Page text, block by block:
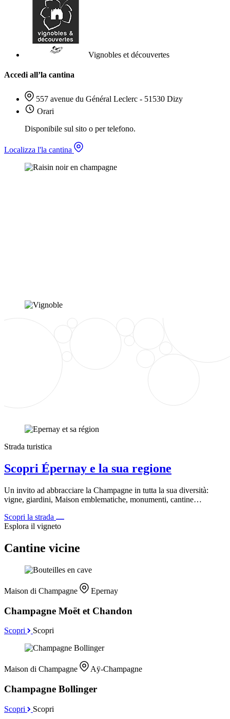
Vignobles et découvertes
Accedi all’la cantina
557 avenue du Général Leclerc - 51530 Dizy
Orari
Disponibile sul sito o per telefono.
Localizza l'la cantina
Strada turistica
Scopri Épernay e la sua regione
Un invito ad abbracciare la Champagne in tutta la sua diversità:
vigne, giardini, Maison emblematiche, monumenti, cantine…
Scopri la strada
Esplora il vigneto
Cantine vicine
Maison di Champagne Epernay
Champagne Moët et Chandon
Scopri Scopri
Maison di Champagne Aÿ-Champagne
Champagne Bollinger
Scopri Scopri